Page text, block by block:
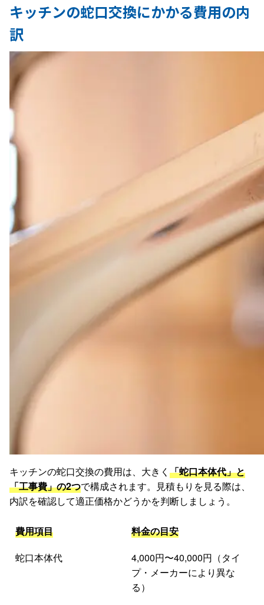
キッチンの蛇口交換にかかる費用の内
訳
キッチンの蛇口交換の費用は、大きく 「蛇口本体代」と
「工事費」の2つで構成されます。見積もりを見る際は、
内訳を確認して適正価格かどうかを判断しましょう。
費用項目
料金の目安
蛇口本体代
4,000円〜40,000円（タイ
プ・メーカーにより異な
る）